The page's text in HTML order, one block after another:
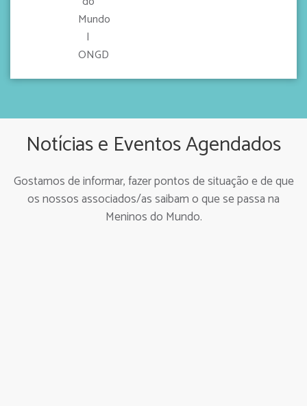
Notícias e Eventos Agendados
Gostamos de informar, fazer pontos de situação e de que
os nossos associados/as saibam o que se passa na
Meninos do Mundo.